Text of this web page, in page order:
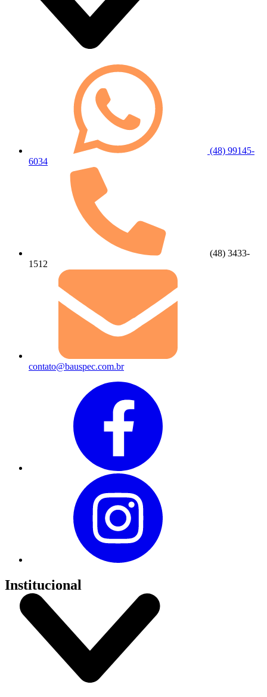
(48) 99145-
6034
(48) 3433-
1512
contato@bauspec.com.br
Institucional